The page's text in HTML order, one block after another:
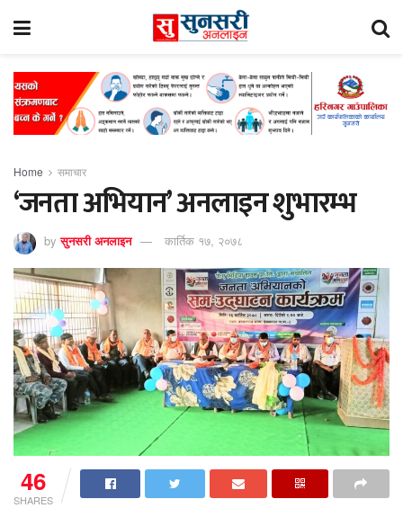
Home समाचार
‘जनता अभियान’ अनलाइन शुभारम्भ
by सुनसरी अनलाइन कार्तिक १७, २०७८
46
SHARES